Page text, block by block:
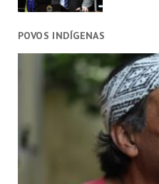
POVOS INDÍGENAS